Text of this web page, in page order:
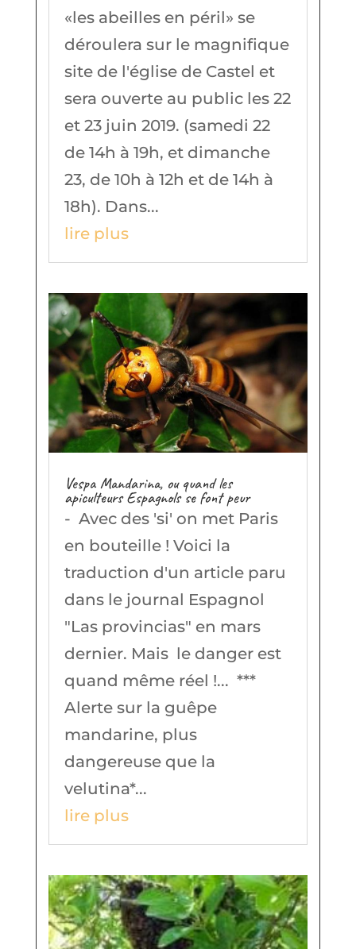
«les abeilles en péril» se
déroulera sur le magnifique
site de l'église de Castel et
sera ouverte au public les 22
et 23 juin 2019. (samedi 22
de 14h à 19h, et dimanche
23, de 10h à 12h et de 14h à
18h). Dans...
lire plus
Vespa Mandarina, ou quand les
apiculteurs Espagnols se font peur
- Avec des 'si' on met Paris
en bouteille ! Voici la
traduction d'un article paru
dans le journal Espagnol
"Las provincias" en mars
dernier. Mais le danger est
quand même réel !... ***
Alerte sur la guêpe
mandarine, plus
dangereuse que la
velutina*...
lire plus